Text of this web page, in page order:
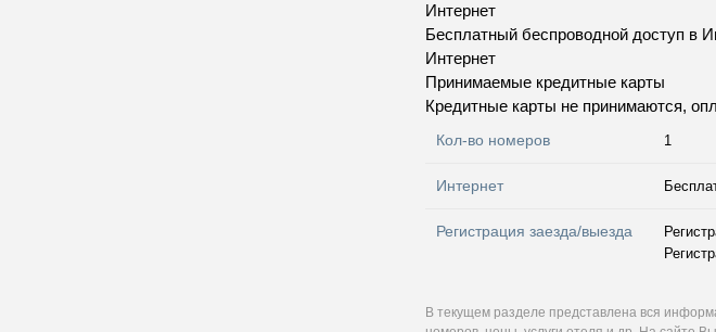
Интернет
Бесплатный беспроводной доступ в
Интернет
Принимаемые кредитные карты
Кредитные карты не принимаются,
Кол-во номеров 1
Интернет
Регистрация заезда/выезда
В текущем разделе представлена вся